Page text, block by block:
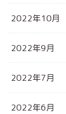
2022年10月
2022年9月
2022年7月
2022年6月